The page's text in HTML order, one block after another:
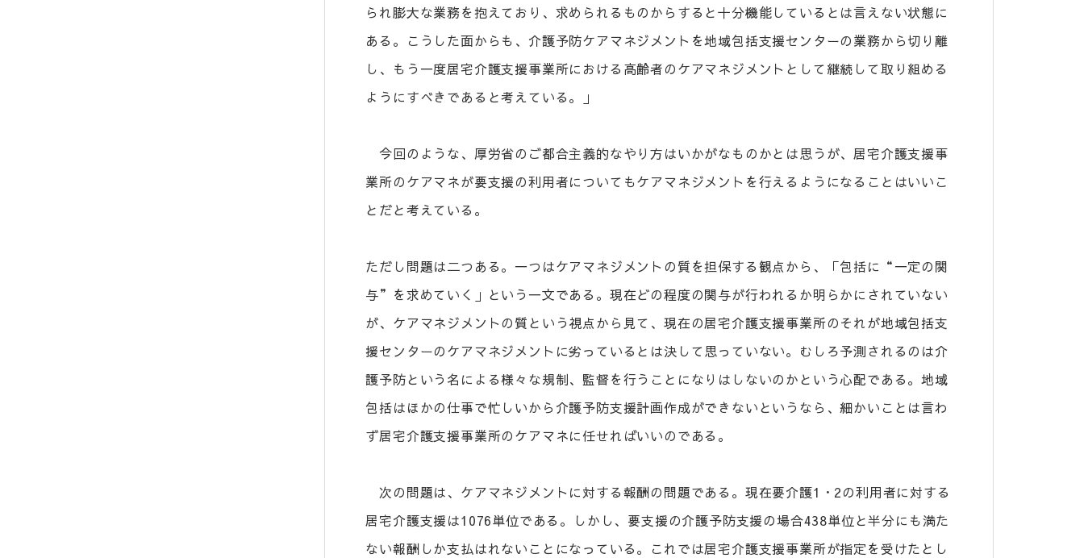
られ膨大な業務を抱えており、求められるものからすると十分機能しているとは言えない状態に
ある。こうした面からも、介護予防ケアマネジメントを地域包括支援センターの業務から切り離
し、もう一度居宅介護支援事業所における高齢者のケアマネジメントとして継続して取り組める
ようにすべきであると考えている。」
今回のような、厚労省のご都合主義的なやり方はいかがなものかとは思うが、居宅介護支援事
業所のケアマネが要支援の利用者についてもケアマネジメントを行えるようになることはいいこ
とだと考えている。
ただし問題は二つある。一つはケアマネジメントの質を担保する観点から、「包括に“一定の関
与”を求めていく」という一文である。現在どの程度の関与が行われるか明らかにされていない
が、ケアマネジメントの質という視点から見て、現在の居宅介護支援事業所のそれが地域包括支
援センターのケアマネジメントに劣っているとは決して思っていない。むしろ予測されるのは介
護予防という名による様々な規制、監督を行うことになりはしないのかという心配である。地域
包括はほかの仕事で忙しいから介護予防支援計画作成ができないというなら、細かいことは言わ
ず居宅介護支援事業所のケアマネに任せればいいのである。
次の問題は、ケアマネジメントに対する報酬の問題である。現在要介護1・2の利用者に対する
居宅介護支援は1076単位である。しかし、要支援の介護予防支援の場合438単位と半分にも満た
ない報酬しか支払はれないことになっている。これでは居宅介護支援事業所が指定を受けたとし